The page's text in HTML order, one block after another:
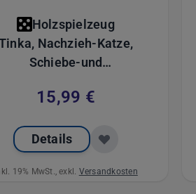
Holzspielzeug
Nachzieh-Katze,
Schiebe-und
aus Holz, 12 cm
15,99 €
19% MwSt., exkl. Versandkosten
Details